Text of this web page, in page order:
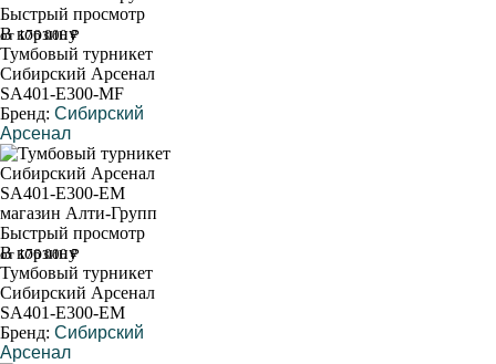
Быстрый просмотр
В корзину
от 176 000 ₽
Тумбовый турникет
Сибирский Арсенал
SA401-Е300-МF
Бренд: Сибирский
Арсенал
Быстрый просмотр
В корзину
от 176 000 ₽
Тумбовый турникет
Сибирский Арсенал
SA401-Е300-ЕМ
Бренд: Сибирский
Арсенал